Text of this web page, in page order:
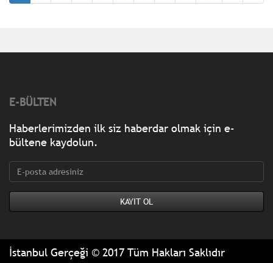
E-BÜLTEN
Haberlerimizden ilk siz haberdar olmak için e-
bültene kaydolun.
İstanbul Gerçeği © 2017 Tüm Hakları Saklıdır